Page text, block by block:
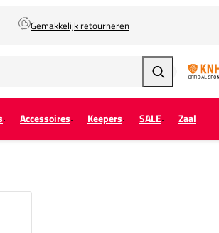
Gemakkelijk retourneren
Zoeken
Accessoires Keepers SALE Zaal